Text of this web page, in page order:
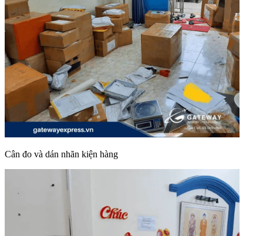
Cân đo và dán nhãn kiện hàng